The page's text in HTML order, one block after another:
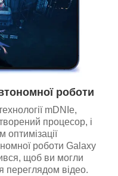
роботи
mDNIe,
процесор, і
роботи Galaxy
щоб ви могли
переглядом відео.